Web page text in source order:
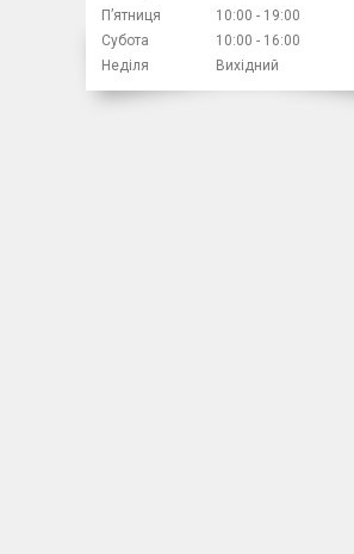
Пʼятниця
10:00
19:00
Субота
10:00
16:00
Неділя
Вихідний